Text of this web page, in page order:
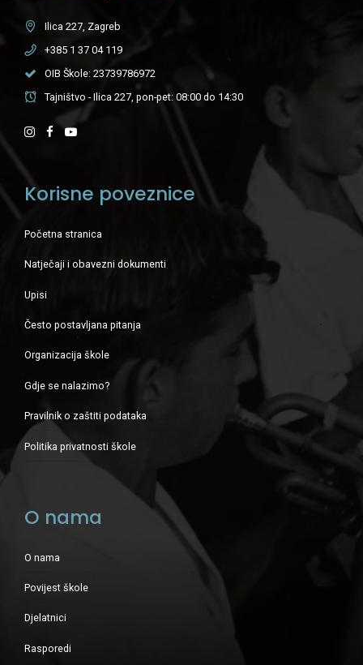
Ilica 227, Zagreb
+385 1 37 04 119
OIB Škole: 23739786972
Tajništvo - Ilica 227, pon-pet: 08:00 do 14:30
Korisne poveznice
Početna stranica
Natječaji i obavezni dokumenti
Upisi
Često postavljana pitanja
Organizacija škole
Gdje se nalazimo?
Pravilnik o zaštiti podataka
Politika privatnosti škole
O nama
O nama
Povijest škole
Djelatnici
Rasporedi